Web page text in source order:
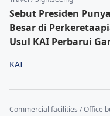
Sebut Presiden
Besar di
Usul KAI Perbarui
KAI
Commercial facilities / Office